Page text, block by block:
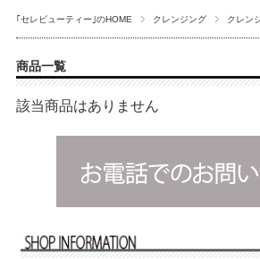
｢セレビューティー｣のHOME クレンジング クレン
商品一覧
該当商品はありません